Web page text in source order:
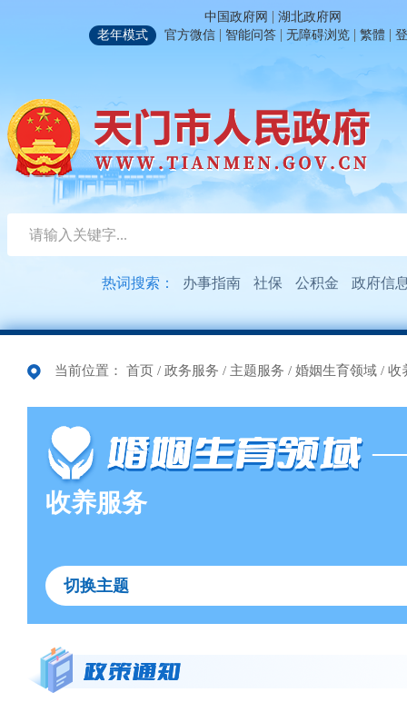
中国政府网 | 湖北政府网
老年模式
官方微信 | 智能问答 | 无障碍浏览 | 繁體 |
热词搜索： 办事指南 社保 公积金 政府信
当前位置： 首页 / 政务服务 / 主题服务 / 婚姻生育领域 / 收
收养服务
切换主题